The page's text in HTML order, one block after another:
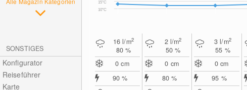
SONSTIGES
Konfigurator
Reiseführer
Karte
10°C
15°C
16l/m2
80 %
0cm
90 %
2 l/m2
50 %
0 cm
80 %
3l/m2
55 %
0 cm
95 %